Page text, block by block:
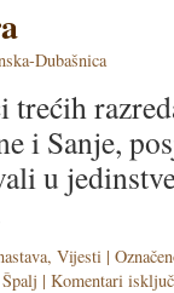
Dubašnica
trećih
i Sanje,
u
, Vijesti |
| Komentari